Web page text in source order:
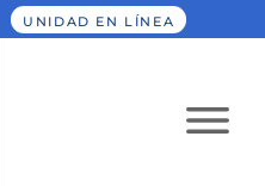
UNIDAD EN LÍNEA